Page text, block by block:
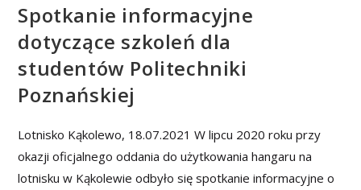
Spotkanie informacyjne
dotyczące szkoleń dla
studentów Politechniki
Poznańskiej
Lotnisko Kąkolewo, 18.07.2021 W lipcu 2020 roku przy
okazji oficjalnego oddania do użytkowania hangaru na
lotnisku w Kąkolewie odbyło się spotkanie informacyjne o